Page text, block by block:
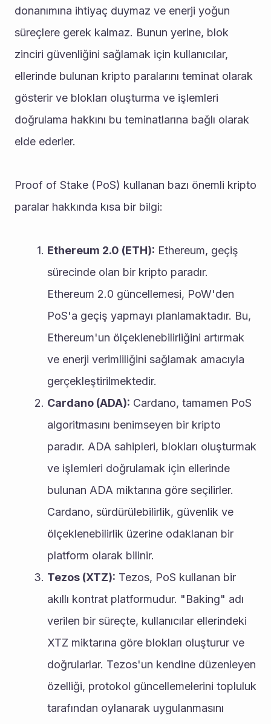
donanımına ihtiyaç duymaz ve enerji yoğun
süreçlere gerek kalmaz. Bunun yerine, blok
zinciri güvenliğini sağlamak için kullanıcılar,
ellerinde bulunan kripto paralarını teminat olarak
gösterir ve blokları oluşturma ve işlemleri
doğrulama hakkını bu teminatlarına bağlı olarak
elde ederler.
Proof of Stake (PoS) kullanan bazı önemli kripto
paralar hakkında kısa bir bilgi:
Ethereum 2.0 (ETH): Ethereum, geçiş
sürecinde olan bir kripto paradır.
Ethereum 2.0 güncellemesi, PoW'den
PoS'a geçiş yapmayı planlamaktadır. Bu,
Ethereum'un ölçeklenebilirliğini artırmak
ve enerji verimliliğini sağlamak amacıyla
gerçekleştirilmektedir.
Cardano (ADA): Cardano, tamamen PoS
algoritmasını benimseyen bir kripto
paradır. ADA sahipleri, blokları oluşturmak
ve işlemleri doğrulamak için ellerinde
bulunan ADA miktarına göre seçilirler.
Cardano, sürdürülebilirlik, güvenlik ve
ölçeklenebilirlik üzerine odaklanan bir
platform olarak bilinir.
Tezos (XTZ): Tezos, PoS kullanan bir
akıllı kontrat platformudur. "Baking" adı
verilen bir süreçte, kullanıcılar ellerindeki
XTZ miktarına göre blokları oluşturur ve
doğrularlar. Tezos'un kendine düzenleyen
özelliği, protokol güncellemelerini topluluk
tarafından oylanarak uygulanmasını